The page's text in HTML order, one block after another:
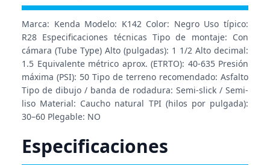
Marca: Kenda Modelo: K142 Color: Negro Uso típico:
R28 Especificaciones técnicas Tipo de montaje: Con
cámara (Tube Type) Alto (pulgadas): 1 1/2 Alto decimal:
1.5 Equivalente métrico aprox. (ETRTO): 40-635 Presión
máxima (PSI): 50 Tipo de terreno recomendado: Asfalto
Tipo de dibujo / banda de rodadura: Semi-slick / Semi-
liso Material: Caucho natural TPI (hilos por pulgada):
30–60 Plegable: NO
Especificaciones